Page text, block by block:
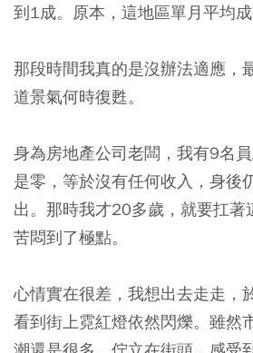
到1成。原本，這地區單月平均成
那段時間我真的是沒辦法適應，
道景氣何時復甦。
身為房地產公司老闆，我有9名
是零，等於沒有任何收入，身後
出。那時我才20多歲，就要扛著
苦悶到了極點。
心情實在很差，我想出去走走，
看到街上霓紅燈依然閃爍。雖然